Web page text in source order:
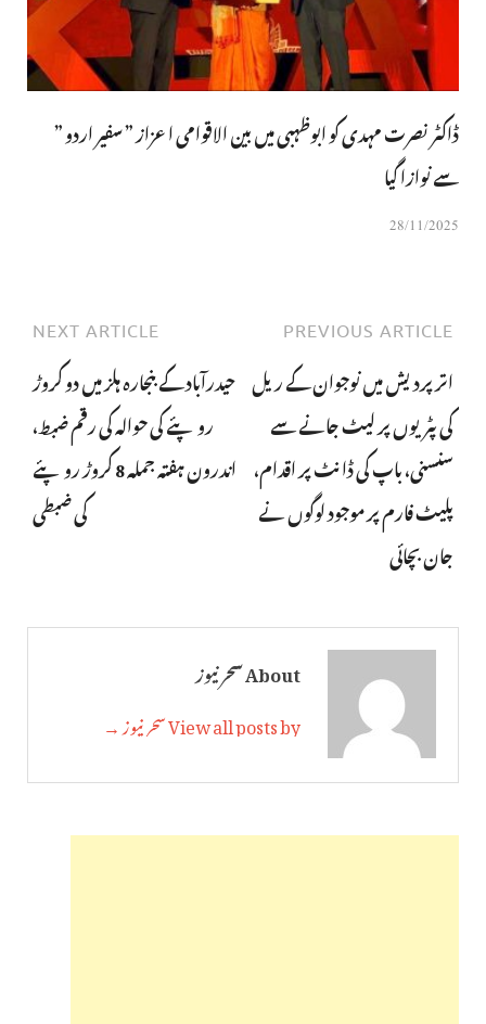
ڈاکٹر نصرت مہدی کو ابوظہبی میں بین الاقوامی اعزاز ” سفیر اردو ”
سے نوازا گیا
28/11/2025
PREVIOUS ARTICLE
اتر پردیش میں نوجوان کے ریل
کی پٹریوں پر لیٹ جانے سے
سنسنی، باپ کی ڈانٹ پر اقدام،
پلیٹ فارم پر موجود لوگوں نے
جان بچائی
NEXT ARTICLE
حیدرآباد کے بنجارہ ہلز میں دو کروڑ
روپئے کی حوالہ کی رقم ضبط،
اندرون ہفتہ جملہ 8 کروڑ روپئے
کی ضبطی
About سحر نیوز
View all posts by سحر نیوز →